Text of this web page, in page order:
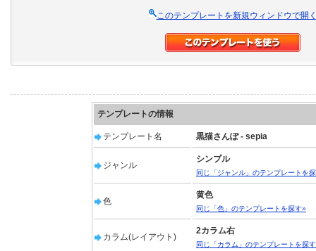
このテンプレートを新規ウィンドウで開
テンプレートの情報
テンプレート名 黒猫さんぽ - sepia
ジャンル
シンプル
同じ「ジャンル」のテンプレートを
色
黄色
同じ「色」のテンプレートを探す»
カラム(レイアウト)
2カラム右
同じ「カラム」のテンプレートを探